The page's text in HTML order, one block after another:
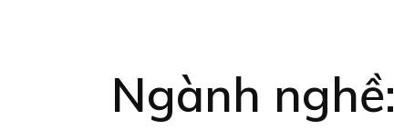
Ngành nghề: